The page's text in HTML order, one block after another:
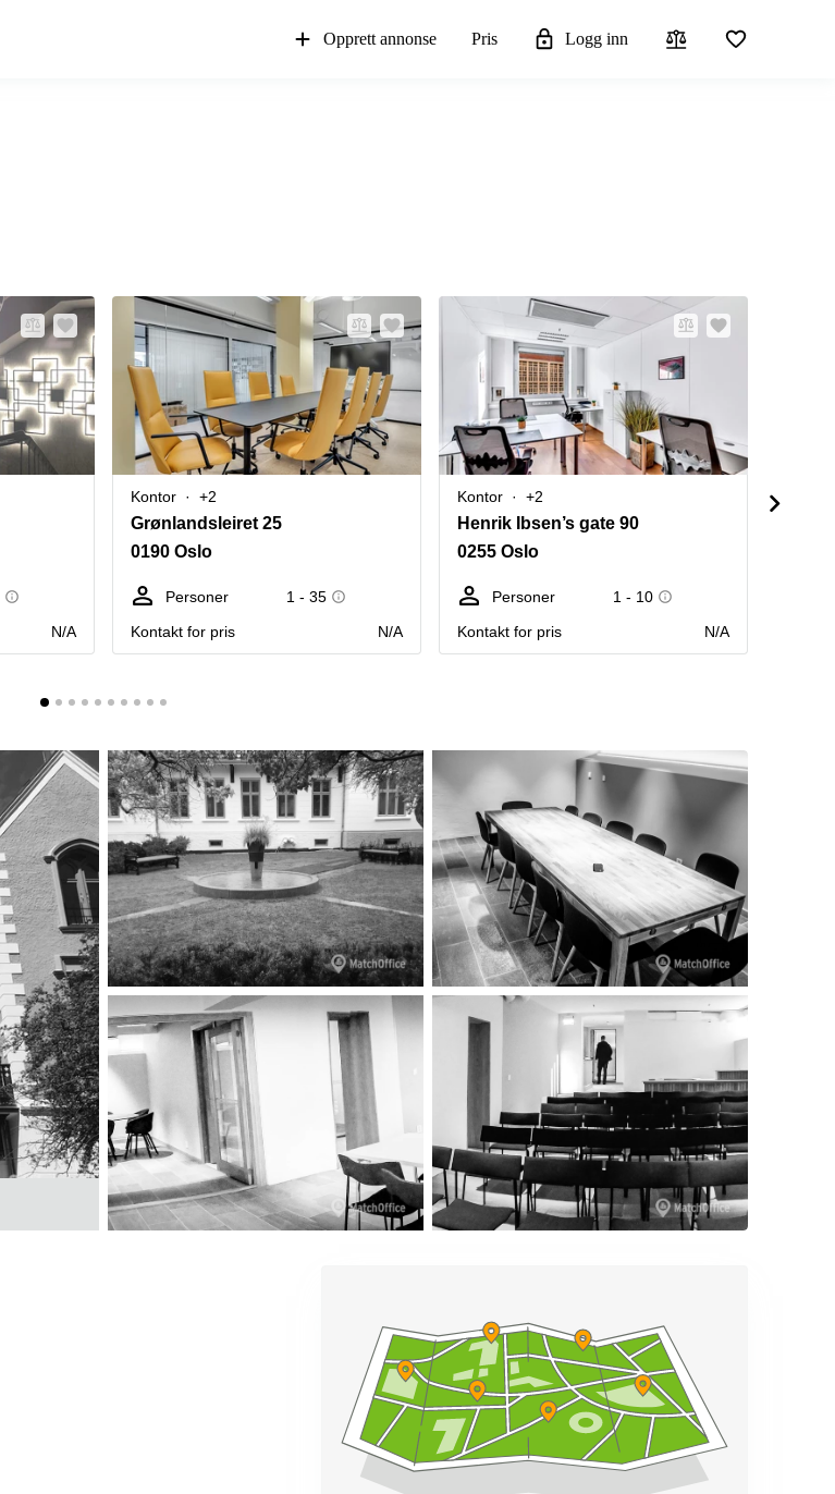
Opprett annonse Pris Logg inn
N/A
Kontor +2
Grønlandsleiret 25
0190 Oslo
Personer
1 - 35
Kontakt for pris
N/A
Kontor +2
Henrik Ibsen’s gate 90
0255 Oslo
Personer
1 - 10
Kontakt for pris
N/A